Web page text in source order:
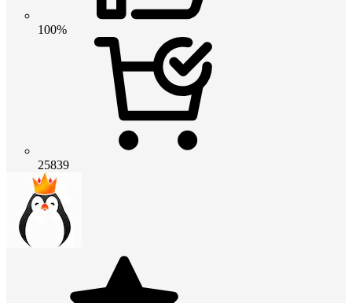
100%
25839